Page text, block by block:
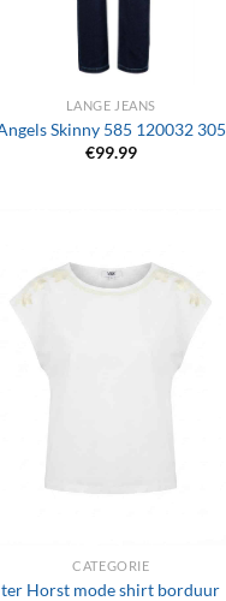
LANGE JEANS
Skinny 585 120032 305
€99.99
CATEGORIE
ter Horst mode shirt borduur